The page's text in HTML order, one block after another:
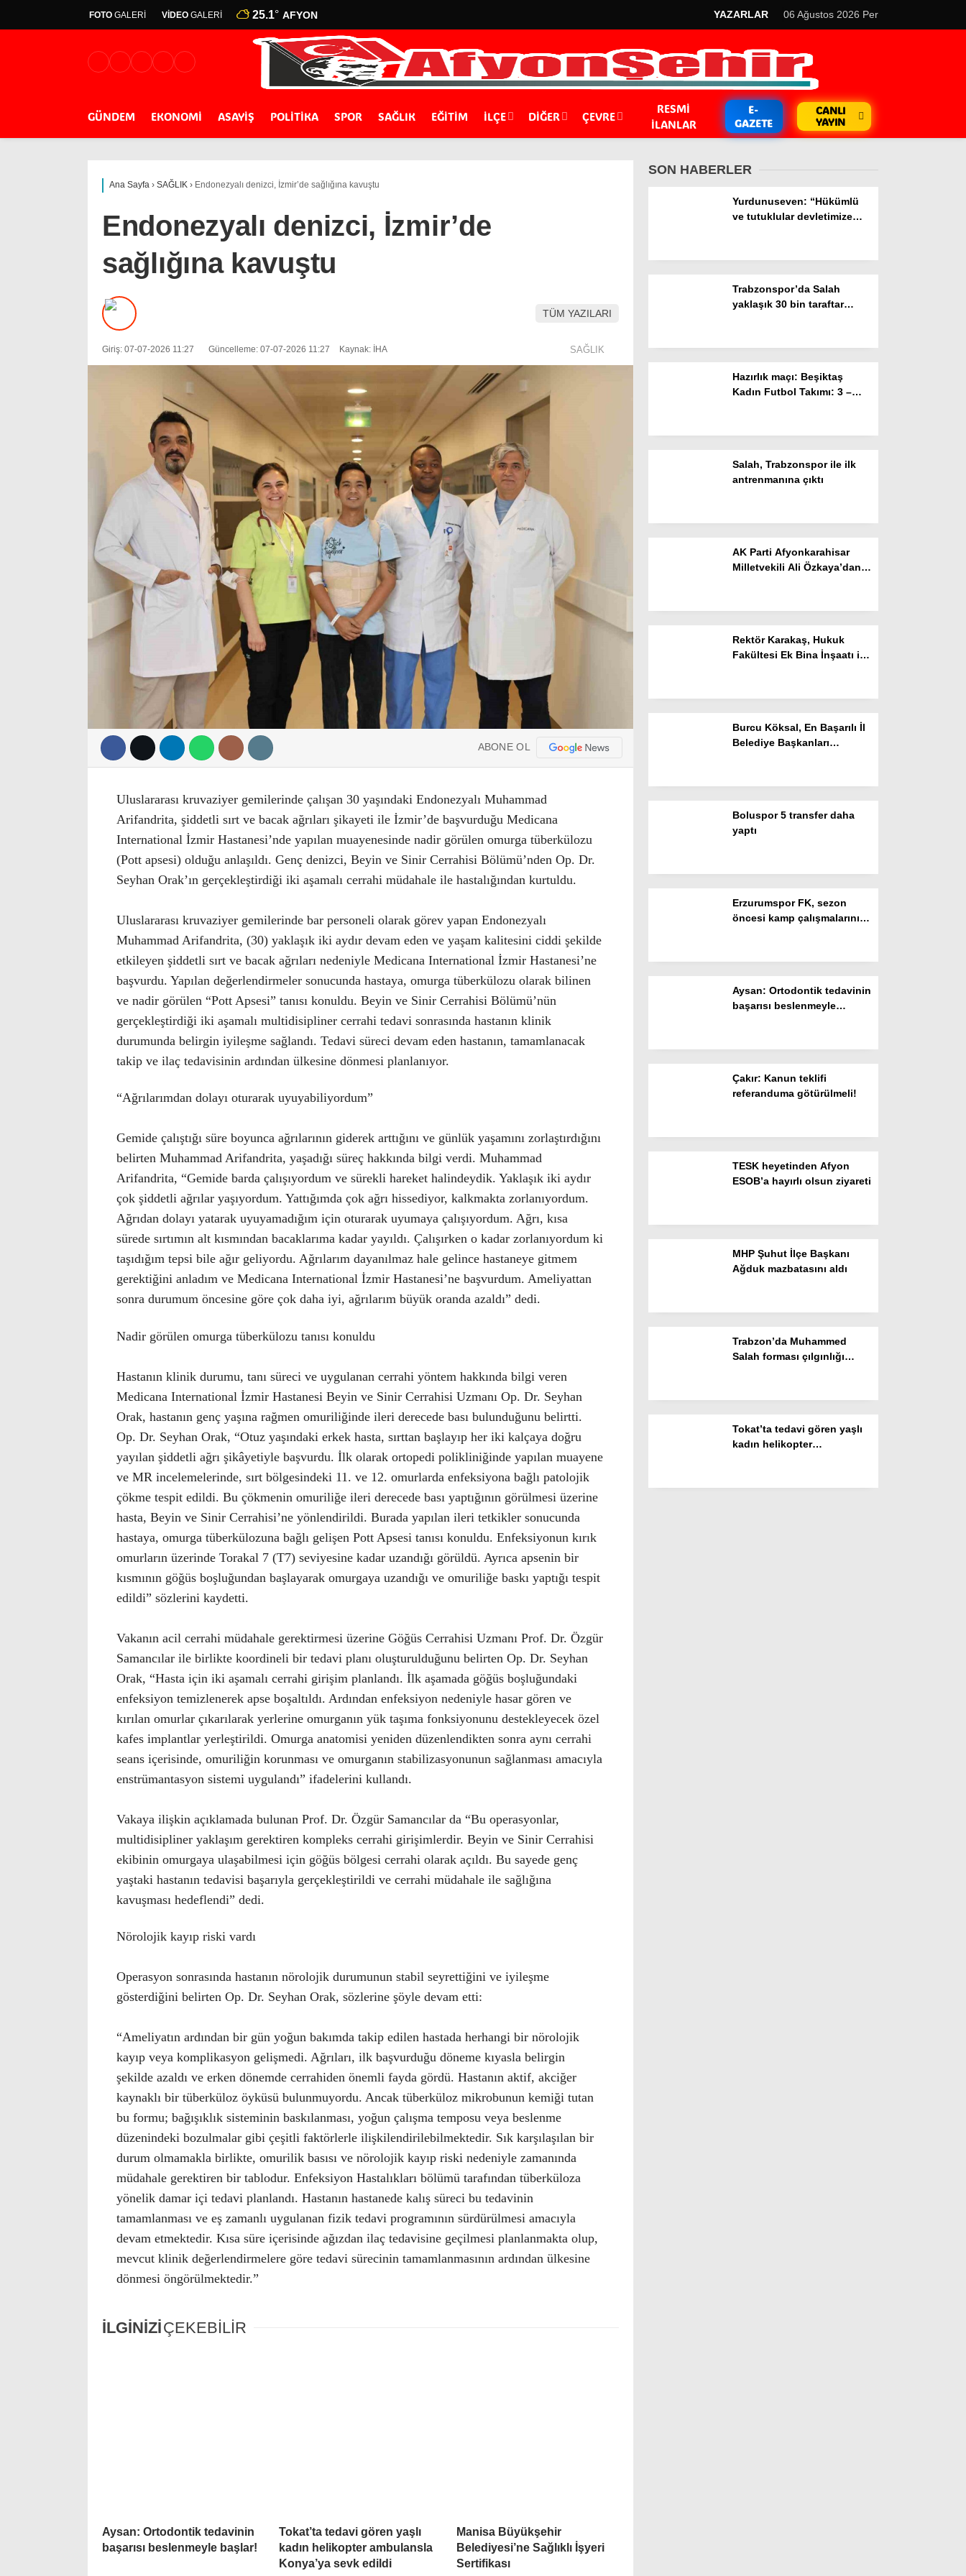
EKONOMİ
Namaz Vakitleri
Nöbetçi Eczaneler
SPOR
Magazin
Hava Durumu
Künye
Teknoloji
Instagram
FOTO GALERİ VİDEO GALERİ 25.1° AFYON YAZARLAR 06 Ağustos 2026 Per
GÜNDEM EKONOMİ ASAYİŞ POLİTİKA SPOR SAĞLIK EĞİTİM İLÇE DIĞER ÇEVRE
RESMI
İLANLAR
E-
GAZETE
CANLI
YAYIN
Ana Sayfa › SAĞLIK › Endonezyalı denizci, İzmir’de sağlığına kavuştu
Endonezyalı denizci, İzmir’de
sağlığına kavuştu
TÜM YAZILARI
Giriş: 07-07-2026 11:27 Güncelleme: 07-07-2026 11:27 Kaynak: İHA SAĞLIK
ABONE OL
Uluslararası kruvaziyer gemilerinde çalışan 30 yaşındaki Endonezyalı Muhammad
Arifandrita, şiddetli sırt ve bacak ağrıları şikayeti ile İzmir’de başvurduğu Medicana
International İzmir Hastanesi’nde yapılan muayenesinde nadir görülen omurga tüberkülozu
(Pott apsesi) olduğu anlaşıldı. Genç denizci, Beyin ve Sinir Cerrahisi Bölümü’nden Op. Dr.
Seyhan Orak’ın gerçekleştirdiği iki aşamalı cerrahi müdahale ile hastalığından kurtuldu.
Uluslararası kruvaziyer gemilerinde bar personeli olarak görev yapan Endonezyalı
Muhammad Arifandrita, (30) yaklaşık iki aydır devam eden ve yaşam kalitesini ciddi şekilde
etkileyen şiddetli sırt ve bacak ağrıları nedeniyle Medicana International İzmir Hastanesi’ne
başvurdu. Yapılan değerlendirmeler sonucunda hastaya, omurga tüberkülozu olarak bilinen
ve nadir görülen “Pott Apsesi” tanısı konuldu. Beyin ve Sinir Cerrahisi Bölümü’nün
gerçekleştirdiği iki aşamalı multidisipliner cerrahi tedavi sonrasında hastanın klinik
durumunda belirgin iyileşme sağlandı. Tedavi süreci devam eden hastanın, tamamlanacak
takip ve ilaç tedavisinin ardından ülkesine dönmesi planlanıyor.
“Ağrılarımdan dolayı oturarak uyuyabiliyordum”
Gemide çalıştığı süre boyunca ağrılarının giderek arttığını ve günlük yaşamını zorlaştırdığını
belirten Muhammad Arifandrita, yaşadığı süreç hakkında bilgi verdi. Muhammad
Arifandrita, “Gemide barda çalışıyordum ve sürekli hareket halindeydik. Yaklaşık iki aydır
çok şiddetli ağrılar yaşıyordum. Yattığımda çok ağrı hissediyor, kalkmakta zorlanıyordum.
Ağrıdan dolayı yatarak uyuyamadığım için oturarak uyumaya çalışıyordum. Ağrı, kısa
sürede sırtımın alt kısmından bacaklarıma kadar yayıldı. Çalışırken o kadar zorlanıyordum ki
taşıdığım tepsi bile ağır geliyordu. Ağrılarım dayanılmaz hale gelince hastaneye gitmem
gerektiğini anladım ve Medicana International İzmir Hastanesi’ne başvurdum. Ameliyattan
sonra durumum öncesine göre çok daha iyi, ağrılarım büyük oranda azaldı” dedi.
Nadir görülen omurga tüberkülozu tanısı konuldu
Hastanın klinik durumu, tanı süreci ve uygulanan cerrahi yöntem hakkında bilgi veren
Medicana International İzmir Hastanesi Beyin ve Sinir Cerrahisi Uzmanı Op. Dr. Seyhan
Orak, hastanın genç yaşına rağmen omuriliğinde ileri derecede bası bulunduğunu belirtti.
Op. Dr. Seyhan Orak, “Otuz yaşındaki erkek hasta, sırttan başlayıp her iki kalçaya doğru
yayılan şiddetli ağrı şikâyetiyle başvurdu. İlk olarak ortopedi polikliniğinde yapılan muayene
ve MR incelemelerinde, sırt bölgesindeki 11. ve 12. omurlarda enfeksiyona bağlı patolojik
çökme tespit edildi. Bu çökmenin omuriliğe ileri derecede bası yaptığının görülmesi üzerine
hasta, Beyin ve Sinir Cerrahisi’ne yönlendirildi. Burada yapılan ileri tetkikler sonucunda
hastaya, omurga tüberkülozuna bağlı gelişen Pott Apsesi tanısı konuldu. Enfeksiyonun kırık
omurların üzerinde Torakal 7 (T7) seviyesine kadar uzandığı görüldü. Ayrıca apsenin bir
kısmının göğüs boşluğundan başlayarak omurgaya uzandığı ve omuriliğe baskı yaptığı tespit
edildi” sözlerini kaydetti.
Vakanın acil cerrahi müdahale gerektirmesi üzerine Göğüs Cerrahisi Uzmanı Prof. Dr. Özgür
Samancılar ile birlikte koordineli bir tedavi planı oluşturulduğunu belirten Op. Dr. Seyhan
Orak, “Hasta için iki aşamalı cerrahi girişim planlandı. İlk aşamada göğüs boşluğundaki
enfeksiyon temizlenerek apse boşaltıldı. Ardından enfeksiyon nedeniyle hasar gören ve
kırılan omurlar çıkarılarak yerlerine omurganın yük taşıma fonksiyonunu destekleyecek özel
kafes implantlar yerleştirildi. Omurga anatomisi yeniden düzenlendikten sonra aynı cerrahi
seans içerisinde, omuriliğin korunması ve omurganın stabilizasyonunun sağlanması amacıyla
enstrümantasyon sistemi uygulandı” ifadelerini kullandı.
Vakaya ilişkin açıklamada bulunan Prof. Dr. Özgür Samancılar da “Bu operasyonlar,
multidisipliner yaklaşım gerektiren kompleks cerrahi girişimlerdir. Beyin ve Sinir Cerrahisi
ekibinin omurgaya ulaşabilmesi için göğüs bölgesi cerrahi olarak açıldı. Bu sayede genç
yaştaki hastanın tedavisi başarıyla gerçekleştirildi ve cerrahi müdahale ile sağlığına
kavuşması hedeflendi” dedi.
Nörolojik kayıp riski vardı
Operasyon sonrasında hastanın nörolojik durumunun stabil seyrettiğini ve iyileşme
gösterdiğini belirten Op. Dr. Seyhan Orak, sözlerine şöyle devam etti:
“Ameliyatın ardından bir gün yoğun bakımda takip edilen hastada herhangi bir nörolojik
kayıp veya komplikasyon gelişmedi. Ağrıları, ilk başvurduğu döneme kıyasla belirgin
şekilde azaldı ve erken dönemde cerrahiden önemli fayda gördü. Hastanın aktif, akciğer
kaynaklı bir tüberküloz öyküsü bulunmuyordu. Ancak tüberküloz mikrobunun kemiği tutan
bu formu; bağışıklık sisteminin baskılanması, yoğun çalışma temposu veya beslenme
düzenindeki bozulmalar gibi çeşitli faktörlerle ilişkilendirilebilmektedir. Sık karşılaşılan bir
durum olmamakla birlikte, omurilik basısı ve nörolojik kayıp riski nedeniyle zamanında
müdahale gerektiren bir tablodur. Enfeksiyon Hastalıkları bölümü tarafından tüberküloza
yönelik damar içi tedavi planlandı. Hastanın hastanede kalış süreci bu tedavinin
tamamlanması ve eş zamanlı uygulanan fizik tedavi programının sürdürülmesi amacıyla
devam etmektedir. Kısa süre içerisinde ağızdan ilaç tedavisine geçilmesi planlanmakta olup,
mevcut klinik değerlendirmelere göre tedavi sürecinin tamamlanmasının ardından ülkesine
dönmesi öngörülmektedir.”
İLGİNİZİÇEKEBİLİR
Aysan: Ortodontik tedavinin
başarısı beslenmeyle başlar!
Tokat’ta tedavi gören yaşlı
kadın helikopter ambulansla
Konya’ya sevk edildi
Manisa Büyükşehir
Belediyesi’ne Sağlıklı İşyeri
Sertifikası
SON HABERLER
Yurdunuseven: “Hükümlü
ve tutuklular devletimize
Trabzonspor’da Salah
yaklaşık 30 bin taraftar
Hazırlık maçı: Beşiktaş
Kadın Futbol Takımı: 3 –
Salah, Trabzonspor ile ilk
antrenmanına çıktı
AK Parti Afyonkarahisar
Milletvekili Ali Özkaya’dan
Rektör Karakaş, Hukuk
Fakültesi Ek Bina İnşaatı ile
Burcu Köksal, En Başarılı İl
Belediye Başkanları
Boluspor 5 transfer daha
yaptı
Erzurumspor FK, sezon
öncesi kamp çalışmalarını
Aysan: Ortodontik tedavinin
başarısı beslenmeyle
Çakır: Kanun teklifi
referanduma götürülmeli!
TESK heyetinden Afyon
ESOB’a hayırlı olsun ziyareti
MHP Şuhut İlçe Başkanı
Ağduk mazbatasını aldı
Trabzon’da Muhammed
Salah forması çılgınlığı
Tokat’ta tedavi gören yaşlı
kadın helikopter